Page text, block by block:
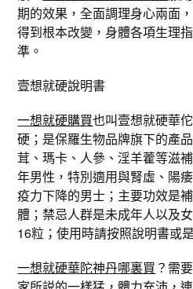
期的效果，全面調理身心兩面
得到根本改變，身體各項生理
準。
壹想就硬說明書
一想就硬購買也叫壹想就硬華
硬；是保羅生物品牌旗下的產
茸、瑪卡、人參、淫羊藿等滋
年男性，特別適用與腎虛、陽
疫力下降的男士；主要功效是
體；禁忌人群是未成年人以及
16粒；使用時請按照說明書或
一想就硬華陀神丹哪裏買 ？需